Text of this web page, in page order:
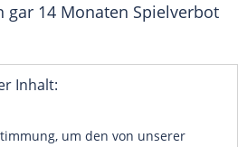
gar 14 Monaten Spielverbot
Inhalt:
um den von unserer